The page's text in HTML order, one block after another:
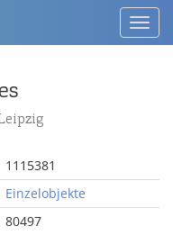
1115381
Einzelobjekte
80497